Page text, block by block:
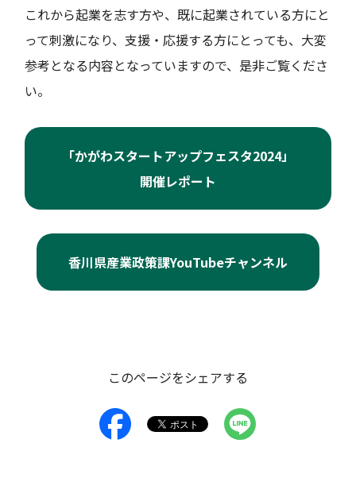
これから起業を志す方や、既に起業されている方にと
って刺激になり、支援・応援する方にとっても、大変
参考となる内容となっていますので、是非ご覧くださ
い。
「かがわスタートアップフェスタ2024」
開催レポート
香川県産業政策課YouTubeチャンネル
このページをシェアする